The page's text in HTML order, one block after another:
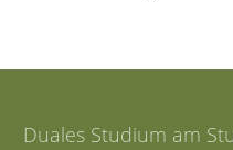
Duales Studium am